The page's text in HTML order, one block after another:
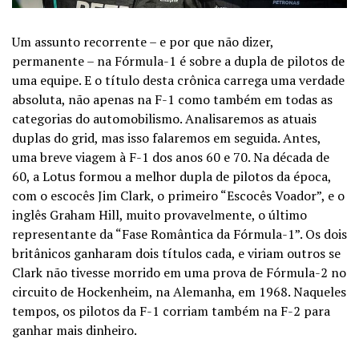
Um assunto recorrente – e por que não dizer,
permanente – na Fórmula-1 é sobre a dupla de pilotos de
uma equipe. E o título desta crônica carrega uma verdade
absoluta, não apenas na F-1 como também em todas as
categorias do automobilismo. Analisaremos as atuais
duplas do grid, mas isso falaremos em seguida. Antes,
uma breve viagem à F-1 dos anos 60 e 70. Na década de
60, a Lotus formou a melhor dupla de pilotos da época,
com o escocês Jim Clark, o primeiro “Escocês Voador”, e o
inglês Graham Hill, muito provavelmente, o último
representante da “Fase Romântica da Fórmula-1”. Os dois
britânicos ganharam dois títulos cada, e viriam outros se
Clark não tivesse morrido em uma prova de Fórmula-2 no
circuito de Hockenheim, na Alemanha, em 1968. Naqueles
tempos, os pilotos da F-1 corriam também na F-2 para
ganhar mais dinheiro.